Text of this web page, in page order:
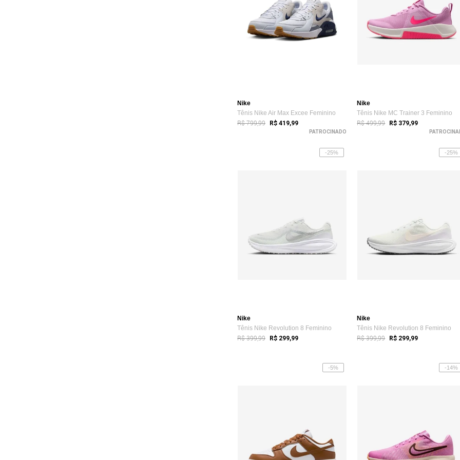
Nike
Tênis Nike Air Max Excee Feminino
R$ 799,99 R$ 419,99
PATROCINADO
Nike
Tênis Nike MC Trainer 3 Feminino
R$ 499,99 R$ 379,99
-25%
Nike
Tênis Nike Revolution 8 Feminino
R$ 399,99 R$ 299,99
-25%
Nike
Tênis Nike Revolution 8 Feminino
R$ 399,99 R$ 299,99
-5% -14%